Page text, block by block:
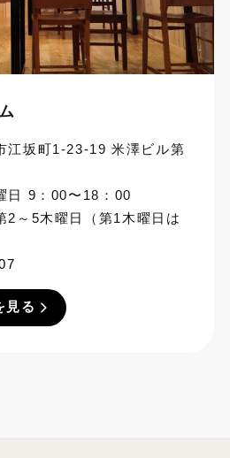
江坂町1-23-19 米澤ビル第
日 9：00〜18：00
2～5木曜日（第1木曜日は
見る